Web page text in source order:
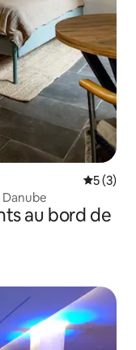
5 (3)
Danube
au bord de